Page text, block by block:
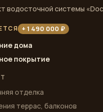
водосточной системы
+ 1 490 000 ₽
дома
покрытие
отделка
террас, балконов